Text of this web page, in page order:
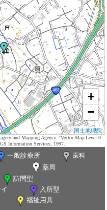
+
−
国土地理院
and Mapping Agency. "Vector Map Level 0
Information Services, 1997.
一般診療所
歯科
薬局
訪問型
入所型
福祉用具